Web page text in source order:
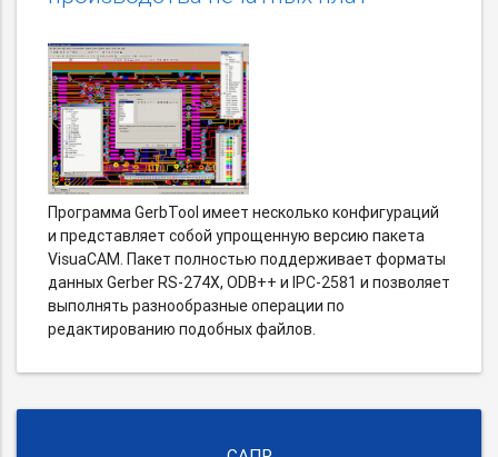
Программа GerbTool имеет несколько конфигураций
и представляет собой упрощенную версию пакета
VisuaCAM. Пакет полностью поддерживает форматы
данных Gerber RS-274X, ODB++ и IPC-2581 и позволяет
выполнять разнообразные операции по
редактированию подобных файлов.